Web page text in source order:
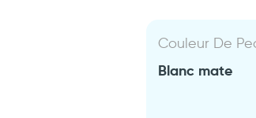
Couleur De
Blanc mate